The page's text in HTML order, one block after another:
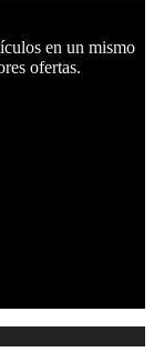
en un mismo
ofertas.